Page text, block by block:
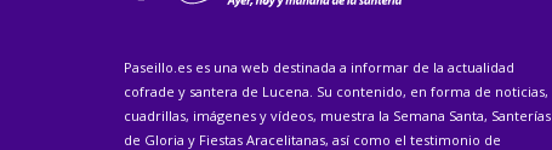
Paseillo.es es una web destinada a informar de la actualidad
cofrade y santera de Lucena. Su contenido, en forma de noticias,
cuadrillas, imágenes y vídeos, muestra la Semana Santa, Santerías
de Gloria y Fiestas Aracelitanas, así como el testimonio de